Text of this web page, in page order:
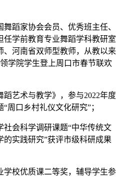
蹈家协会会员、优秀班主任、
学前教育专业舞蹈学科教研室
、河南省双师型教师，从教以来
学院学生登上周口市春节联欢
蹈艺术与教学》，参与2022年度
周口乡村礼仪文化研究”；
社会科学调研课题“中华传统文
实践研究”获评市级科研成果
学校优质课二等奖，辅导学生参